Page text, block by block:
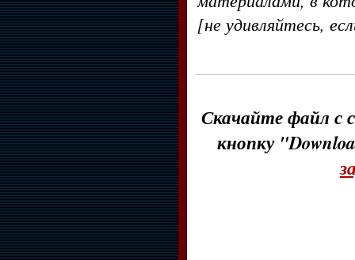
[не удивляйтесь,
Скачайте файл с
кнопку